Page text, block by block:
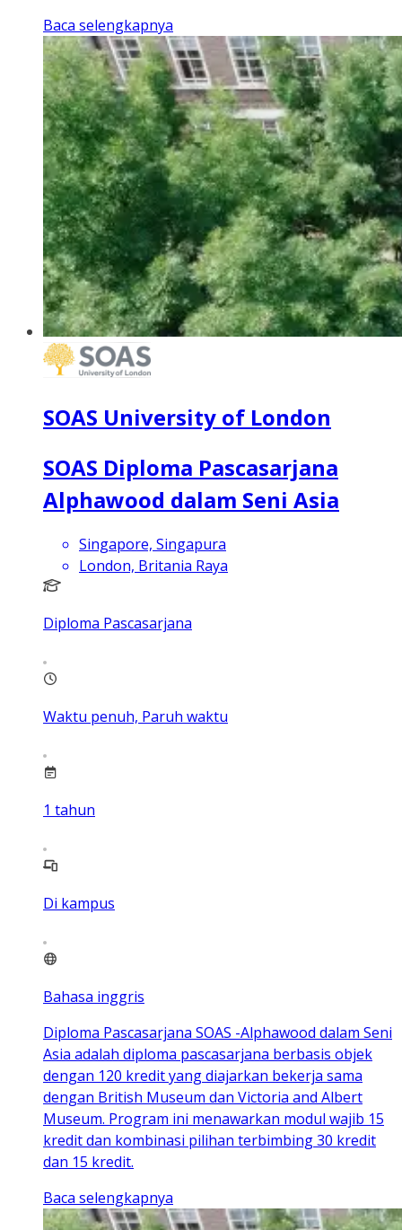
Baca selengkapnya
SOAS University of London
SOAS Diploma Pascasarjana
Alphawood dalam Seni Asia
Singapore, Singapura
London, Britania Raya
Diploma Pascasarjana
Waktu penuh, Paruh waktu
1 tahun
Di kampus
Bahasa inggris
Diploma Pascasarjana SOAS -Alphawood dalam Seni
Asia adalah diploma pascasarjana berbasis objek
dengan 120 kredit yang diajarkan bekerja sama
dengan British Museum dan Victoria and Albert
Museum. Program ini menawarkan modul wajib 15
kredit dan kombinasi pilihan terbimbing 30 kredit
dan 15 kredit.
Baca selengkapnya